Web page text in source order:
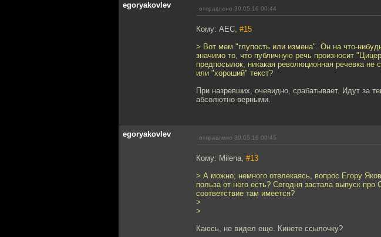
egoryakovlev отправлено 30.05.16 00:44
Кому: АЕС, #15
> Вот мем "глупость или измена". Он на что-
значимо то, что публичную речь произносит
предпосылок, никакая революционная речевка
или "хороший" текст?
При назревших, очевидно, срабатывает. Идут за
абсолютно верными.
egoryakovlev отправлено 30.05.16 00:45
Кому: Milena, #13
> А можно, немного отвлекаясь, вопрос Егору
польза от него есть? Сегодня застала выпуск
соответствие там имеется?
>
>
Каюсь, не видел еще. Кинете ссылочку?